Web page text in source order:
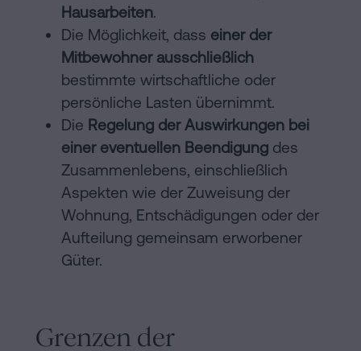
Hausarbeiten.
Die Möglichkeit, dass einer der
Mitbewohner ausschließlich
bestimmte wirtschaftliche oder
persönliche Lasten übernimmt.
Die Regelung der Auswirkungen bei
einer eventuellen Beendigung des
Zusammenlebens, einschließlich
Aspekten wie der Zuweisung der
Wohnung, Entschädigungen oder der
Aufteilung gemeinsam erworbener
Güter.
Grenzen der